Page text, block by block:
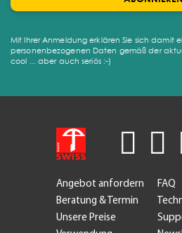
Mit Ihrer Anmeldung erklären Sie sich damit
Angebot anfordern
Unsere Preise
Verwendung
Nachhaltigkeit
FAQ